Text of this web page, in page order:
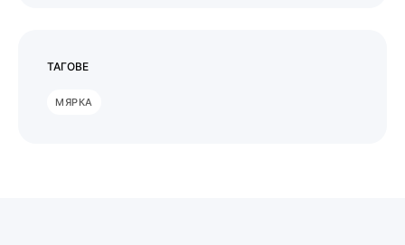
ТАГОВЕ
МЯРКА